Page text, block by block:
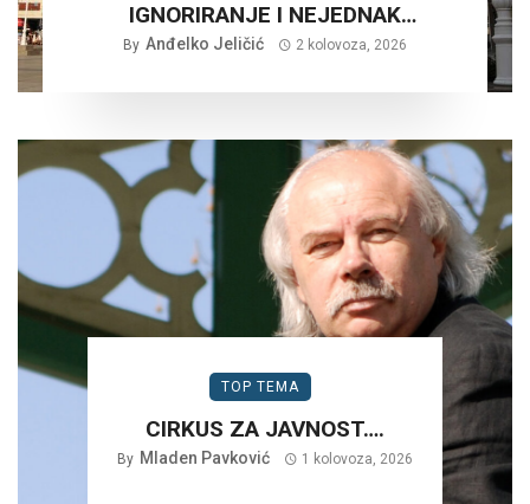
IGNORIRANJE I NEJEDNAK
TRETMAN…
By Anđelko Jeličić 2 kolovoza, 2026
TOP TEMA
CIRKUS ZA JAVNOST….
By Mladen Pavković 1 kolovoza, 2026